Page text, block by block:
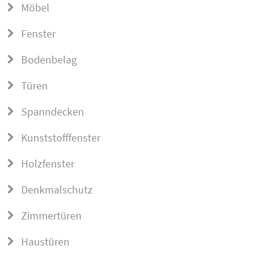
Möbel
Fenster
Bodenbelag
Türen
Spanndecken
Kunststofffenster
Holzfenster
Denkmalschutz
Zimmertüren
Haustüren